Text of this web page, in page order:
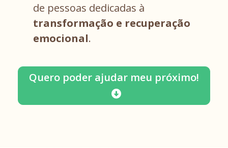
de pessoas dedicadas à
transformação e recuperação
emocional.
Quero poder ajudar meu próximo!